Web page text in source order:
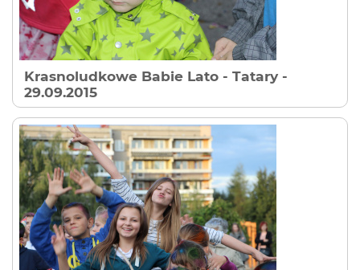
Krasnoludkowe Babie Lato - Tatary -
29.09.2015